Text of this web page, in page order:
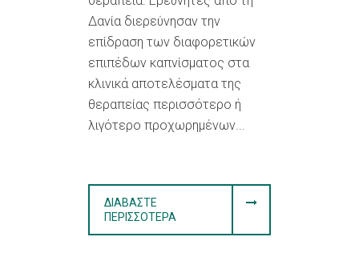
Δανία διερεύνησαν την
επίδραση των διαφορετικών
επιπέδων καπνίσματος στα
κλινικά αποτελέσματα της
θεραπείας περισσότερο ή
λιγότερο προχωρημένων...
ΔΙΑΒΆΣΤΕ
ΠΕΡΙΣΣΌΤΕΡΑ